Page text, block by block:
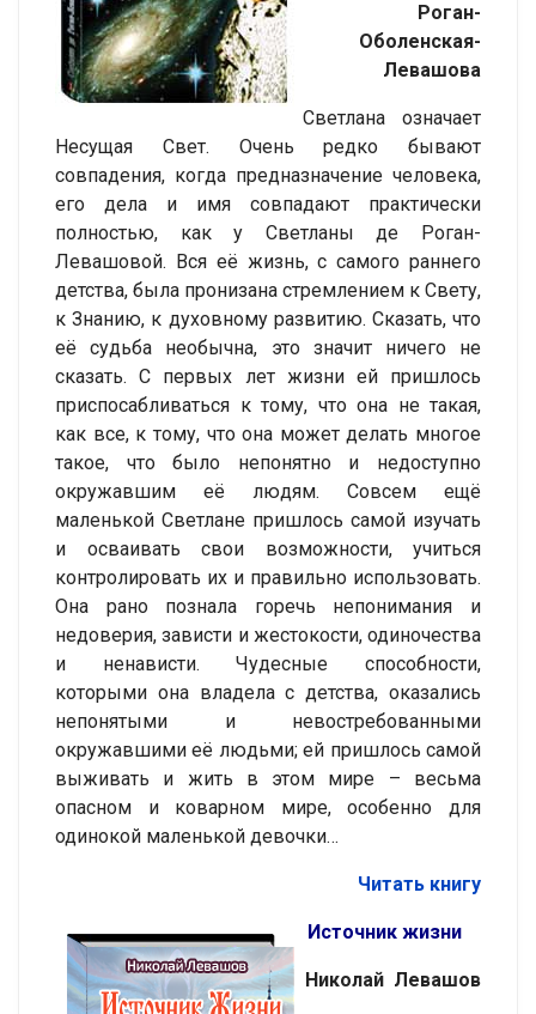
Роган-
Оболенская-
Левашова
Cветлана означает
Несущая Свет. Очень редко бывают
совпадения, когда предназначение человека,
его дела и имя совпадают практически
полностью, как у Светланы де Роган-
Левашовой. Вся её жизнь, с самого раннего
детства, была пронизана стремлением к Свету,
к Знанию, к духовному развитию. Сказать, что
её судьба необычна, это значит ничего не
сказать. С первых лет жизни ей пришлось
приспосабливаться к тому, что она не такая,
как все, к тому, что она может делать многое
такое, что было непонятно и недоступно
окружавшим её людям. Совсем ещё
маленькой Светлане пришлось самой изучать
и осваивать свои возможности, учиться
контролировать их и правильно использовать.
Она рано познала горечь непонимания и
недоверия, зависти и жестокости, одиночества
и ненависти. Чудесные способности,
которыми она владела с детства, оказались
непонятыми и невостребованными
окружавшими её людьми; ей пришлось самой
выживать и жить в этом мире – весьма
опасном и коварном мире, особенно для
одинокой маленькой девочки…
Читать книгу
Источник жизни
Николай Левашов